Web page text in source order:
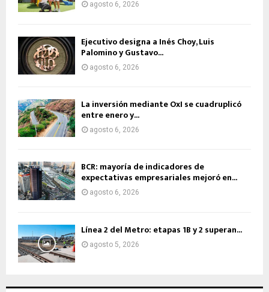
agosto 6, 2026
Ejecutivo designa a Inés Choy, Luis
Palomino y Gustavo...
agosto 6, 2026
La inversión mediante OxI se cuadruplicó
entre enero y...
agosto 6, 2026
BCR: mayoría de indicadores de
expectativas empresariales mejoró en...
agosto 6, 2026
Línea 2 del Metro: etapas 1B y 2 superan...
agosto 5, 2026